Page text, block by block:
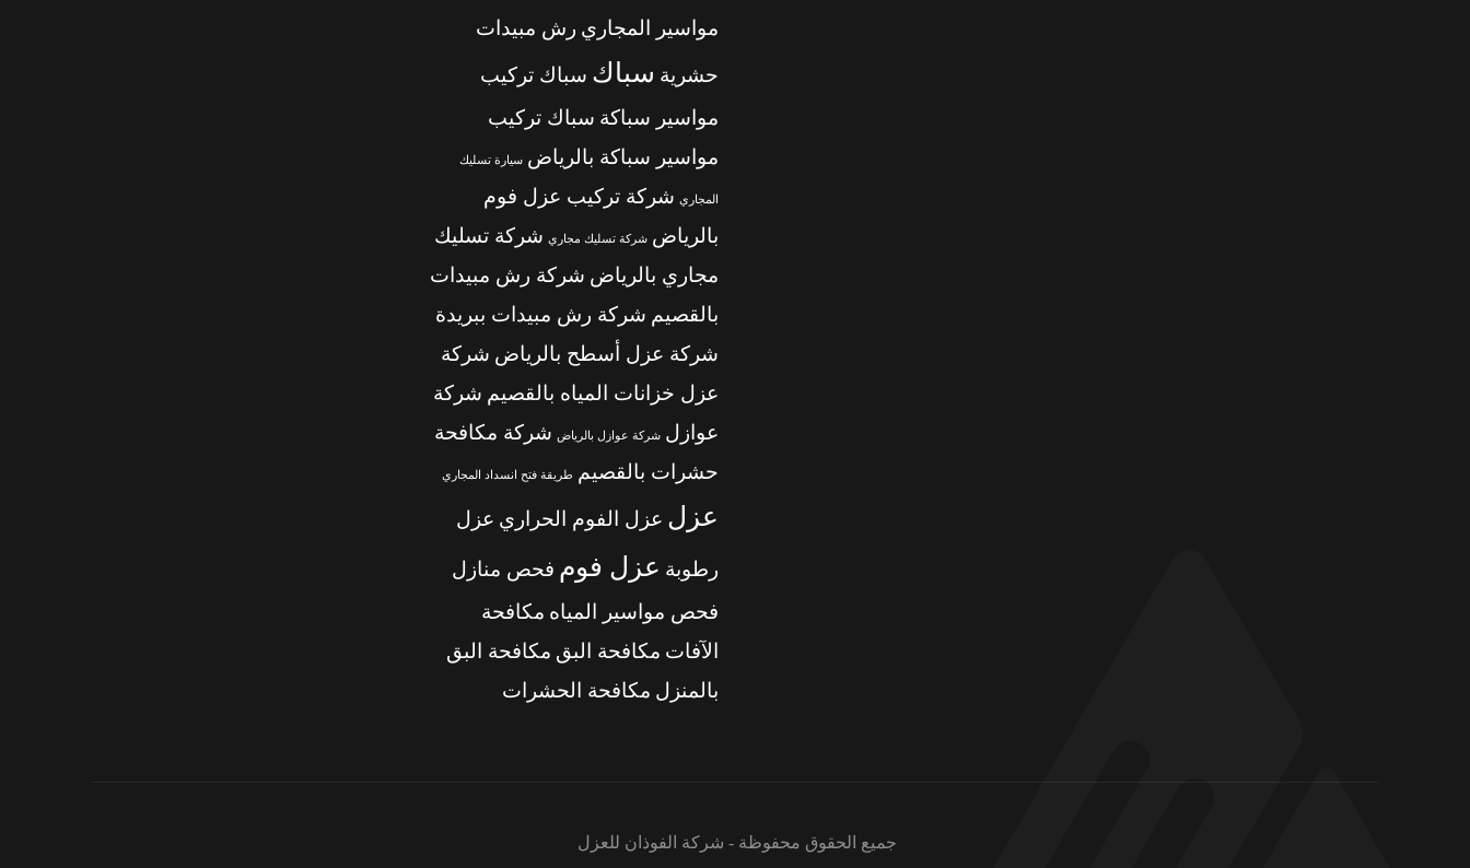
مواسير المجاري رش مبيدات
حشرية سباك سباك تركيب
مواسير سباكة سباك تركيب
مواسير سباكة بالرياض سيارة تسليك
المجاري شركة تركيب عزل فوم
بالرياض شركة تسليك مجاري شركة تسليك
مجاري بالرياض شركة رش مبيدات
بالقصيم شركة رش مبيدات ببريدة
شركة عزل أسطح بالرياض شركة
عزل خزانات المياه بالقصيم شركة
عوازل شركة عوازل بالرياض شركة مكافحة
حشرات بالقصيم طريقة فتح انسداد المجاري
عزل عزل الفوم الحراري عزل
رطوبة عزل فوم فحص منازل
فحص مواسير المياه مكافحة
الآفات مكافحة البق مكافحة البق
بالمنزل مكافحة الحشرات
جميع الحقوق محفوظة - شركة الفوذان للعزل